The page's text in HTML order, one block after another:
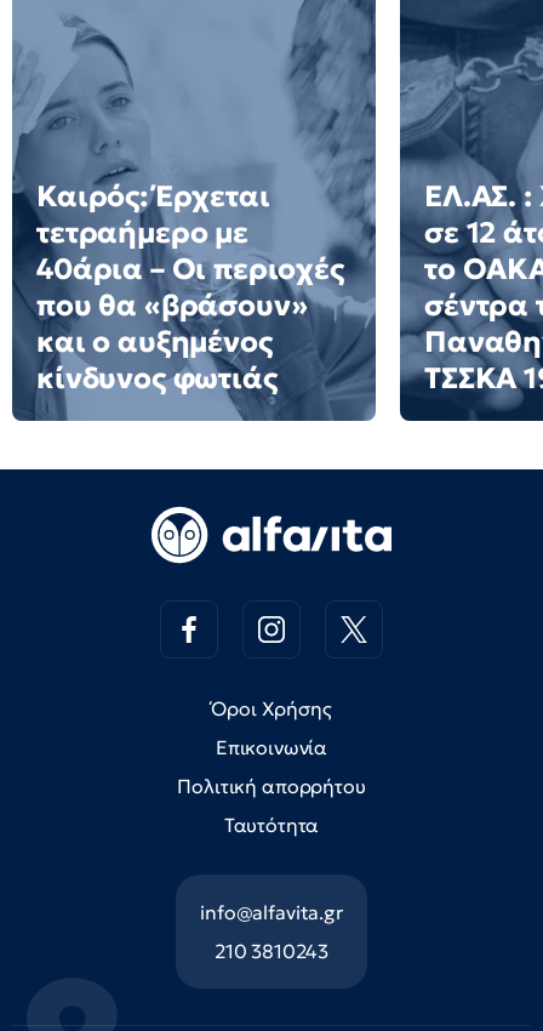
Καιρός: Έρχεται
τετραήμερο με
40άρια – Οι περιοχές
που θα «βράσουν»
και ο αυξημένος
κίνδυνος φωτιάς
ΕΛ.ΑΣ. :
σε 12
το
σέντρα
ΤΣΣΚΑ
Όροι Χρήσης
Επικοινωνία
Πολιτική απορρήτου
Ταυτότητα
info@alfavita.gr
210 3810243